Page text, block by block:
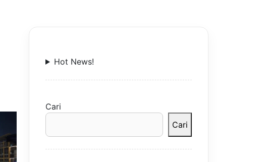
Hot News!
Cari
Cari